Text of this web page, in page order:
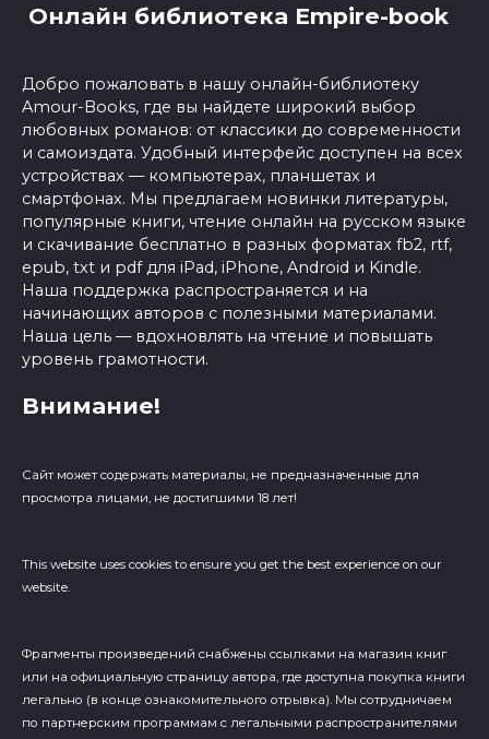
Онлайн библиотека Empire-book
Добро пожаловать в нашу онлайн-библиотеку
Amour-Books, где вы найдете широкий выбор
любовных романов: от классики до современности
и самоиздата. Удобный интерфейс доступен на всех
устройствах — компьютерах, планшетах и
смартфонах. Мы предлагаем новинки литературы,
популярные книги, чтение онлайн на русском языке
и скачивание бесплатно в разных форматах fb2, rtf,
epub, txt и pdf для iPad, iPhone, Android и Kindle.
Наша поддержка распространяется и на
начинающих авторов с полезными материалами.
Наша цель — вдохновлять на чтение и повышать
уровень грамотности.
Внимание!
Сайт может содержать материалы, не предназначенные для
просмотра лицами, не достигшими 18 лет!
This website uses cookies to ensure you get the best experience on our
website.
Фрагменты произведений cнабжены ссылками на магазин книг
или на официальную страницу автора, где доступна покупка книги
легально (в конце ознакомительного отрывка). Мы сотрудничаем
по партнерским программам с легальными распространителями